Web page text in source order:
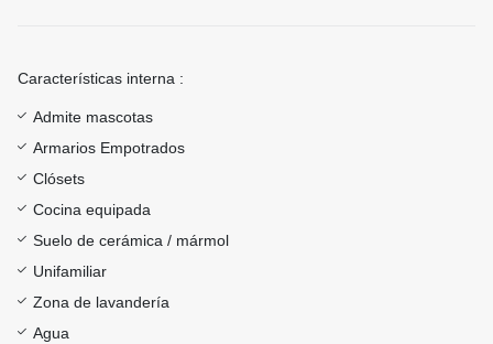
Características interna :
Admite mascotas
Armarios Empotrados
Clósets
Cocina equipada
Suelo de cerámica / mármol
Unifamiliar
Zona de lavandería
Agua